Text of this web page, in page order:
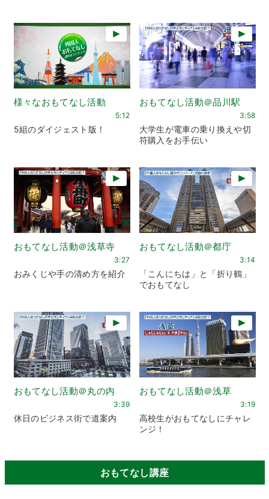
様々なおもてなし活動
5:12
5組のダイジェスト版！
おもてなし活動＠品川駅
3:58
大学生が電車の乗り換えや切
符購入をお手伝い
おもてなし活動＠浅草寺
3:27
おみくじや手の清め方を紹介
おもてなし活動＠都庁
3:14
「こんにちは」と「折り鶴」
でおもてなし
おもてなし活動＠丸の内
3:39
休日のビジネス街で道案内
おもてなし活動＠浅草
3:19
高校生がおもてなしにチャレ
ンジ！
おもてなし講座